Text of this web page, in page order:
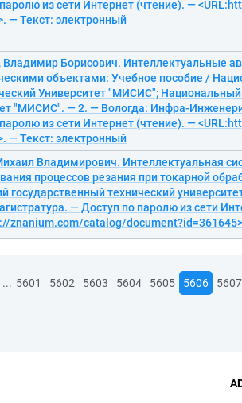
из сети Интернет (чтение). —
— Текст: электронный
Борисович. Интеллектуальные
объектами: Учебное пособие /
Университет "МИСИС";
"МИСИС". — 2. — Вологда: Инфра-
из сети Интернет (чтение). —
— Текст: электронный
Владимирович. Интеллектуальная
процессов резания при токарной
государственный технический
— Доступ по паролю из сети
znanium.com/catalog/
... 5601 5602 5603 5604 5605 5606 5607